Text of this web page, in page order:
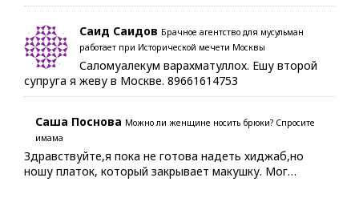
Саид Саидов Брачное агентство для мусульман
работает при Исторической мечети Москвы
Саломуалекум варахматуллох. Ешу второй
супруга я жеву в Москве. 89661614753
Саша Поснова Можно ли женщине носить брюки? Спросите
имама
Здравствуйте,я пока не готова надеть хиджаб,но
ношу платок, который закрывает макушку. Мог…